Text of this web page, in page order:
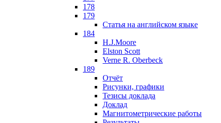
178
179
Статья на английском языке
184
H.J.Moore
Elston Scott
Verne R. Oberbeck
189
Отчёт
Рисунки, графики
Тезисы доклада
Доклад
Магнитометрические работы